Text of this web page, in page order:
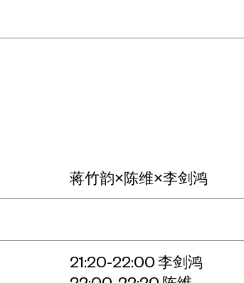
蒋竹韵×陈维×李剑鸿
21:20-22:00 李剑鸿